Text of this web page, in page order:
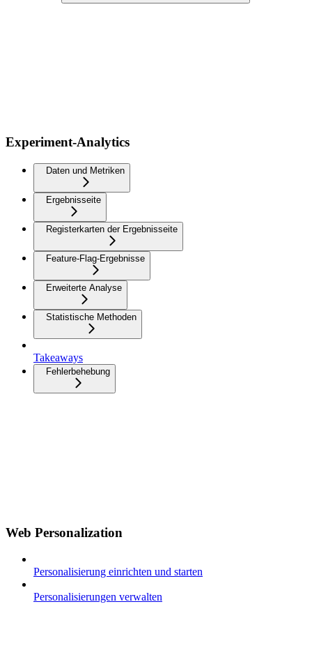
Experiment-Analytics
Daten und Metriken
Ergebnisseite
Registerkarten der Ergebnisseite
Feature-Flag-Ergebnisse
Erweiterte Analyse
Statistische Methoden
Takeaways
Fehlerbehebung
Web Personalization
Personalisierung einrichten und starten
Personalisierungen verwalten